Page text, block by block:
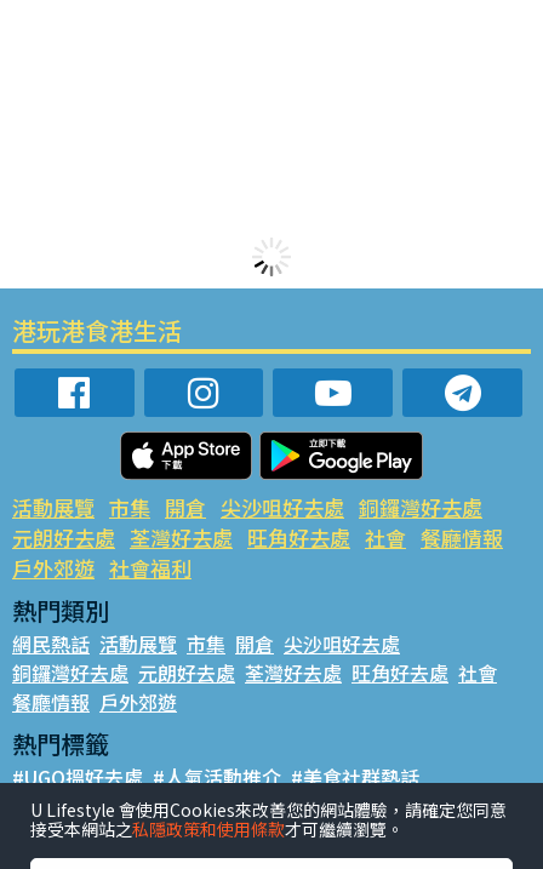
港玩港食港生活
活動展覽 市集 開倉 尖沙咀好去處 銅鑼灣好去處
元朗好去處 荃灣好去處 旺角好去處 社會 餐廳情報
戶外郊遊 社會福利
熱門類別
網民熱話 活動展覽 市集 開倉 尖沙咀好去處
銅鑼灣好去處 元朗好去處 荃灣好去處 旺角好去處 社會
餐廳情報 戶外郊遊
熱門標籤
#UGO搵好去處 #人氣活動推介 #美食社群熱話
#親子玩樂好去處 #ULifestyle應用程式 #限時搶
#UJetso禮物放送 #ULifestyle商戶中心 #著數
U Lifestyle 會使用Cookies來改善您的網站體驗，請確定您同意
接受本網站之私隱政策和使用條款才可繼續瀏覽。